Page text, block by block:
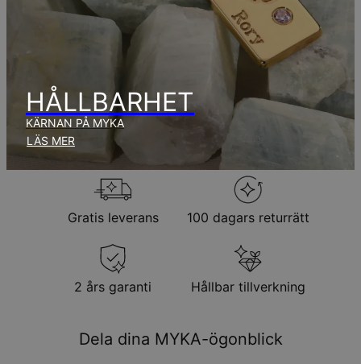
Brådskande leverans
sön 16 aug. - tis 18
aug.
Observera att den tid som nämnts ovan innefattar
produktionstid.
Returpolicy
Observera att personliga smycken är unika och endast kan
returneras för utbyte eller butikskredit
HÅLLBARHET
KÄRNAN PÅ MYKA
LÄS MER
Gratis leverans 100 dagars returrätt
2 års garanti Hållbar tillverkning
Dela dina MYKA-ögonblick